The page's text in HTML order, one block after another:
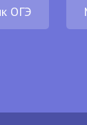
ОГЭ